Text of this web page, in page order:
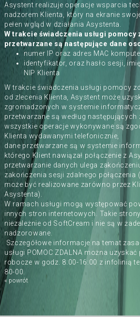
Asystent realizuje operacje wsparcia
nadzorem Klienta, który na ekranie
pełen wgląd w działania Asystenta.
W trakcie świadczenia usługi pomocy
przetwarzane są następujące dane
numer IP oraz adres MAC
identyfikator, oraz hasło sesji,
NIP Klienta
W trakcie świadczenia usługi pomocy
od zlecenia Klienta, Asystent może
zgromadzonych w systemie
przetwarzane są według następujących
wszystkie operacje wykonywane są
Klienta wydawanymi telefonicznie,
dane przetwarzane są w systemie
którego Klient nawiązał połączenie z
przetwarzanie danych ulega
zakończenia sesji zdalnego połączenia
może być realizowane zarówno przez
Asystenta).
W ramach usługi mogą występować
innych stron internetowych. Takie
niezależnie od SoftCream i nie są w
nadzorowane.
Szczegółowe informacje na temat
usługi POMOC ZDALNA można
robocze w godz. 8:00-16:00 z infolinią
80-00.
« powrót